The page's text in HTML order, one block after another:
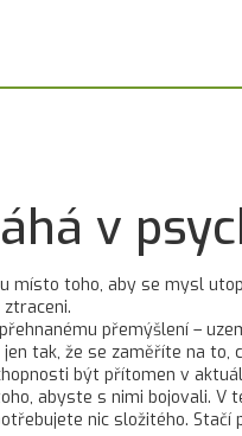
v
místo toho, aby se mysl
.
přemýšlení –
tak, že se zaměříte na to,
být přítomen v
abyste s nimi bojovali. V
nic složitého.